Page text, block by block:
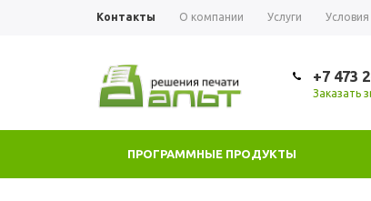
Контакты О компании Услуги
+7 473
Заказать
ПРОГРАММНЫЕ ПРОДУКТЫ